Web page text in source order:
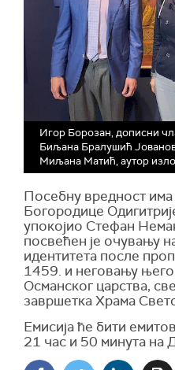
Игор Борозан, дописни
Биљана Бралушић
Миљана Матић, аутор
Посебну вредност
Богородице
упокојио Стефан
посвећен је очувању
идентитета после
1459. и неговању
Османског царства,
завршетка Храма
Емисија ће бити
21 час и 50 минута на